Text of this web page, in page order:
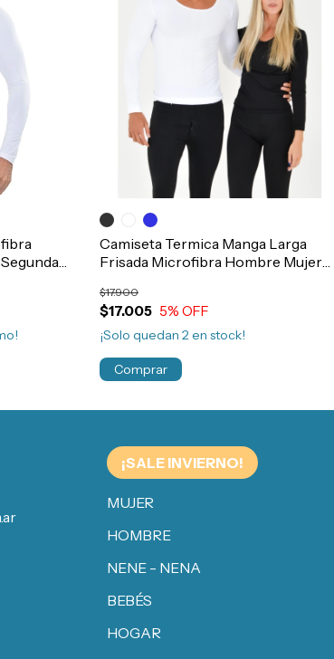
Camiseta Termica Manga Larga
Frisada Microfibra Hombre Mujer
$17.005
$17.900
5% OFF
¡Solo quedan 2en stock!
Comprar
¡SALE INVIERNO!
MUJER
HOMBRE
NENE - NENA
BEBÉS
HOGAR